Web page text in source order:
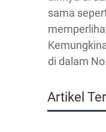
sama
di dalam
Artikel